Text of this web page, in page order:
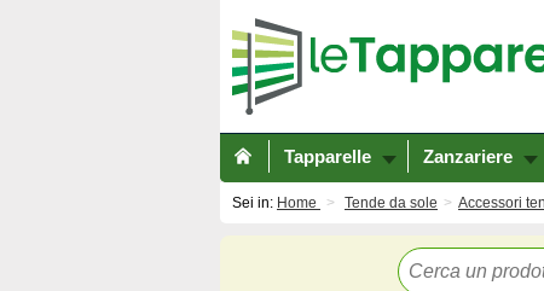
Tapparelle Zanzariere
Sei in: Home Tende da sole Accessori